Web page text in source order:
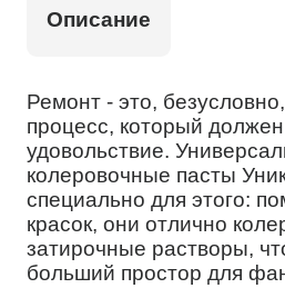
Описание
Ремонт - это,
процесс, который
удовольствие.
колеровочные пасты
специально для этого:
красок, они отлично
затирочные растворы,
больший простор для